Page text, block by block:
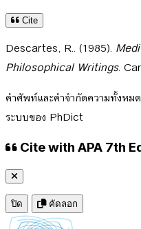
Cite
Descartes, R.. (1985).
Philosophical Writings.
คำศัพท์และคำจำกัดความทั้งหม
ระบบของ PhDict
Cite with APA 7th
ปิด คัดลอก